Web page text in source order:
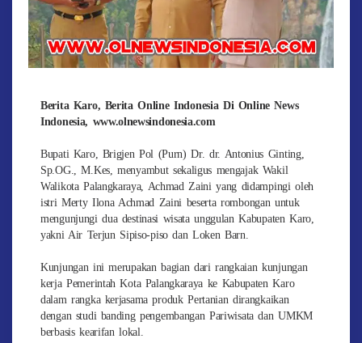
Berita Karo, Berita Online Indonesia Di Online News
Indonesia, www.olnewsindonesia.com
Bupati Karo, Brigjen Pol (Purn) Dr. dr. Antonius Ginting,
Sp.OG., M.Kes, menyambut sekaligus mengajak Wakil
Walikota Palangkaraya, Achmad Zaini yang didampingi oleh
istri Merty Ilona Achmad Zaini beserta rombongan untuk
mengunjungi dua destinasi wisata unggulan Kabupaten Karo,
yakni Air Terjun Sipiso-piso dan Loken Barn.
Kunjungan ini merupakan bagian dari rangkaian kunjungan
kerja Pemerintah Kota Palangkaraya ke Kabupaten Karo
dalam rangka kerjasama produk Pertanian dirangkaikan
dengan studi banding pengembangan Pariwisata dan UMKM
berbasis kearifan lokal.